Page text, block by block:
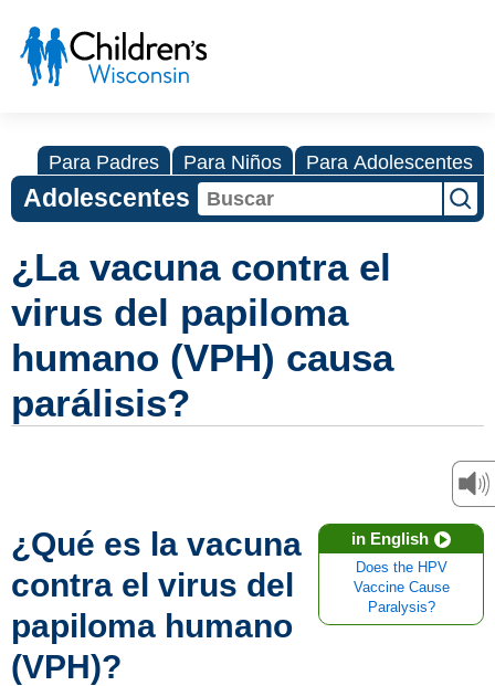
Para Padres Para Niños Para Adolescentes
Adolescentes
¿La vacuna contra el
virus del papiloma
humano (VPH) causa
parálisis?
in English
Does the HPV
Vaccine Cause
Paralysis?
¿Qué es la vacuna
contra el virus del
papiloma humano
(VPH)?